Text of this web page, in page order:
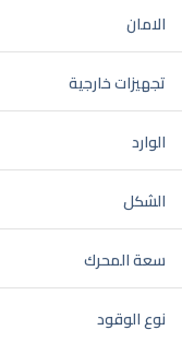
الامان
تجهيزات خارجية
الوارد
الشكل
سعة المحرك
نوع الوقود